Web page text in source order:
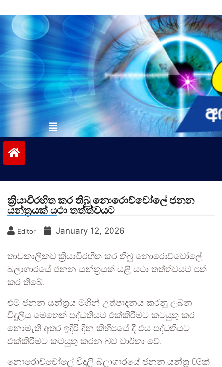
to
contentvinivida.lk
ක්‍රියාවිරහිත කර තිබු නොරොච්චෝලේ ජනන
යන්ත්‍රයක් යථා තත්ත්වයට
Editor January 12, 2026
තාවකාලිකව ක්‍රියාවිරහිත කර තිබු නොරොච්චෝලේ
බලාගාරයේ ජනන යන්ත්‍රයක් යළි යථා තත්ත්වයට පත්
කර තිබේ.
එම ජනන යන්ත්‍රය මගින් උත්පාදනය කරනු ලබන
විදුලිය මෙතෙක් පද්ධතියට එක්කිරීමට කටයුතු කර
නොමැති අතර ඉදිරි දින කිහිපයේ දී එය පද්ධතියට
එක්කිරීමට කටයුතු කරන බව වාර්තා වේ.
නොරොච්චෝලේ විදුලි බලාගාරයේ ජනන යන්ත්‍ර 03ක්